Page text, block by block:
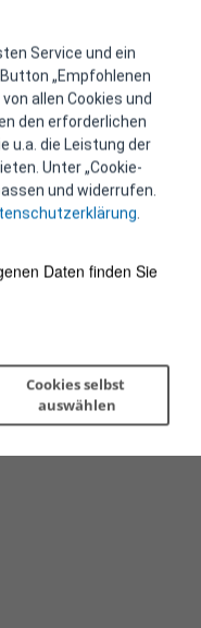
Service und ein
„Empfohlenen
allen Cookies und
den erforderlichen
u.a. die Leistung der
Unter „Cookie-
und widerrufen.
.
Daten finden Sie
Cookies selbst
auswählen